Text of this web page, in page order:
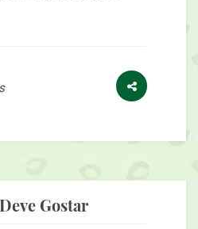
Gostar